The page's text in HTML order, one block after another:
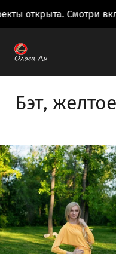
открыта. Смотри
Бэт,